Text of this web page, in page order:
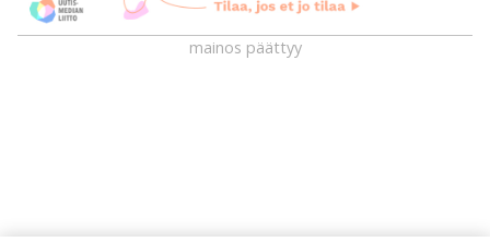
mainos päättyy